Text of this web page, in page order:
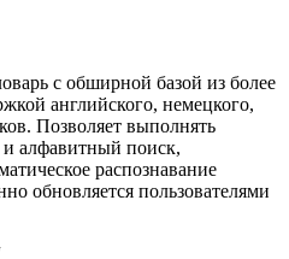
с обширной базой из более
английского, немецкого,
Позволяет выполнять
алфавитный поиск,
распознавание
обновляется пользователями